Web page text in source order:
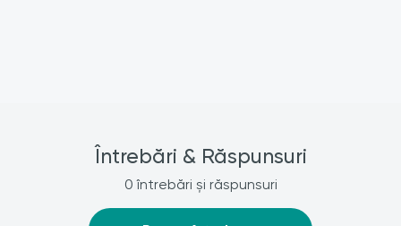
Întrebări & Răspunsuri
0 întrebări și răspunsuri